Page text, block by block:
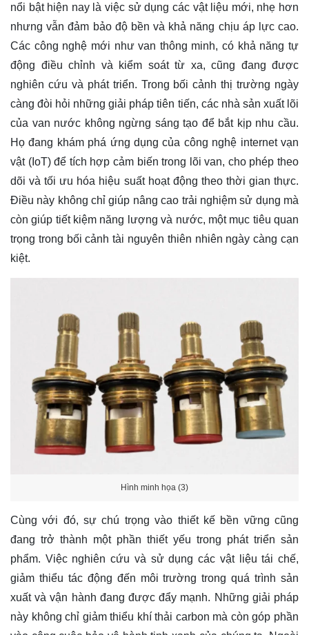
nổi bật hiện nay là việc sử dụng các vật liệu mới, nhẹ hơn
nhưng vẫn đảm bảo độ bền và khả năng chịu áp lực cao.
Các công nghệ mới như van thông minh, có khả năng tự
động điều chỉnh và kiểm soát từ xa, cũng đang được
nghiên cứu và phát triển. Trong bối cảnh thị trường ngày
càng đòi hỏi những giải pháp tiên tiến, các nhà sản xuất lõi
của van nước không ngừng sáng tạo để bắt kịp nhu cầu.
Họ đang khám phá ứng dụng của công nghệ internet vạn
vật (IoT) để tích hợp cảm biến trong lõi van, cho phép theo
dõi và tối ưu hóa hiệu suất hoạt động theo thời gian thực.
Điều này không chỉ giúp nâng cao trải nghiệm sử dụng mà
còn giúp tiết kiệm năng lượng và nước, một mục tiêu quan
trọng trong bối cảnh tài nguyên thiên nhiên ngày càng cạn
kiệt.
Hình minh họa (3)
Cùng với đó, sự chú trọng vào thiết kế bền vững cũng
đang trở thành một phần thiết yếu trong phát triển sản
phẩm. Việc nghiên cứu và sử dụng các vật liệu tái chế,
giảm thiểu tác động đến môi trường trong quá trình sản
xuất và vận hành đang được đẩy mạnh. Những giải pháp
này không chỉ giảm thiểu khí thải carbon mà còn góp phần